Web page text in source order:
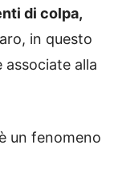
di colpa,
in questo
alla
è un fenomeno